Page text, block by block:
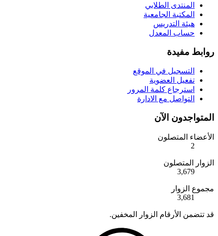
المنتدى الطلابي
المكتبة الجامعية
هيئة التدريس
حساب المعدل
روابط مفيدة
التسجيل في الموقع
تفعيل العضوية
استرجاع كلمة المرور
التواصل مع الادارة
المتواجدون الآن
الأعضاء المتصلون
2
الزوار المتصلون
3,679
مجموع الزوار
3,681
قد تتضمن الأرقام الزوار المخفين.